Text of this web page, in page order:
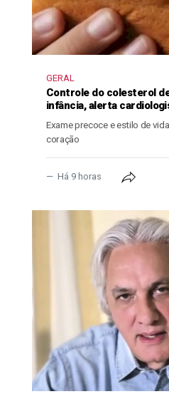
GERAL
Controle do colesterol
infância, alerta
Exame precoce e estilo de
coração
Há 9 horas